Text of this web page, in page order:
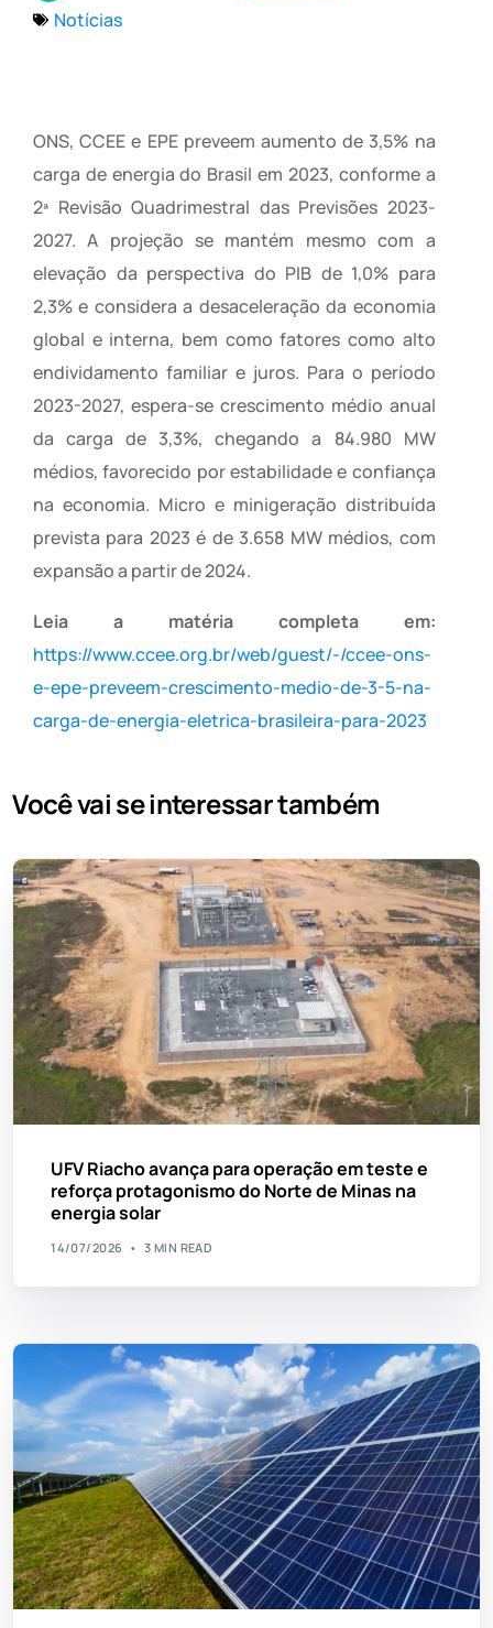
Notícias
ONS, CCEE e EPE preveem aumento de 3,5% na
carga de energia do Brasil em 2023, conforme a
2ª Revisão Quadrimestral das Previsões 2023-
2027. A projeção se mantém mesmo com a
elevação da perspectiva do PIB de 1,0% para
2,3% e considera a desaceleração da economia
global e interna, bem como fatores como alto
endividamento familiar e juros. Para o período
2023-2027, espera-se crescimento médio anual
da carga de 3,3%, chegando a 84.980 MW
médios, favorecido por estabilidade e confiança
na economia. Micro e minigeração distribuída
prevista para 2023 é de 3.658 MW médios, com
expansão a partir de 2024.
Leia a matéria completa em:
https://www.ccee.org.br/web/guest/-/ccee-ons-
e-epe-preveem-crescimento-medio-de-3-5-na-
carga-de-energia-eletrica-brasileira-para-2023
Você vai se interessar também
UFV Riacho avança para operação em teste e
reforça protagonismo do Norte de Minas na
energia solar
14/07/2026 3 MIN READ